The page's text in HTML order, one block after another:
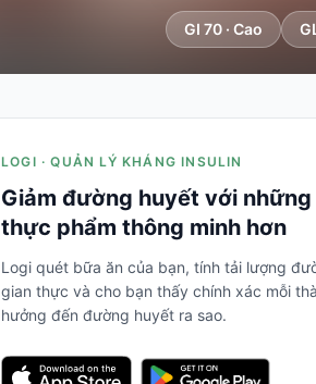
GI 70 · Cao
LOGI · QUẢN LÝ KHÁNG INSULIN
Giảm đường huyết với
thực phẩm thông minh hơn
Logi quét bữa ăn của bạn, tính tải lượng
gian thực và cho bạn thấy chính xác mỗi
hưởng đến đường huyết ra sao.